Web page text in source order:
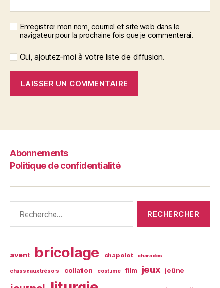
Enregistrer mon nom, courriel et site web dans le
navigateur pour la prochaine fois que je commenterai.
Oui, ajoutez-moi à votre liste de diffusion.
Abonnements
Politique de confidentialité
avent bricolage chapelet charades
chasse aux trésors collation costume film jeux jeûne